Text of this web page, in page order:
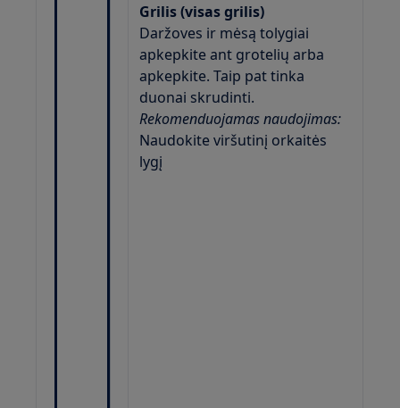
Grilis (visas grilis)
Daržoves ir mėsą tolygiai
apkepkite ant grotelių arba
apkepkite. Taip pat tinka
duonai skrudinti.
Rekomenduojamas naudojimas:
Naudokite viršutinį orkaitės
lygį